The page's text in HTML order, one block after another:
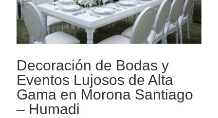
Decoración de Bodas y
Eventos Lujosos de Alta
Gama en Morona Santiago
– Humadi